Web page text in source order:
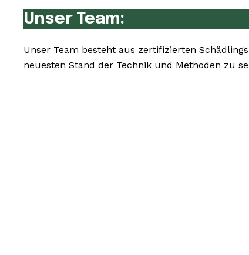
Unser Team:
Unser Team besteht aus zertifizierten
neuesten Stand der Technik und Methoden zu